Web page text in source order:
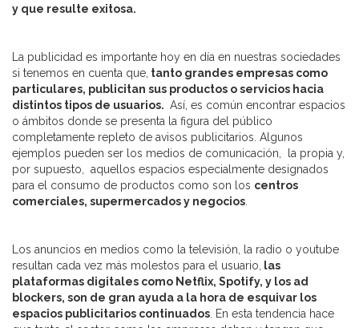
y que resulte exitosa.
La publicidad es importante hoy en día en nuestras sociedades
si tenemos en cuenta que, tanto grandes empresas como
particulares, publicitan sus productos o servicios hacia
distintos tipos de usuarios. Así, es común encontrar espacios
o ámbitos donde se presenta la figura del público
completamente repleto de avisos publicitarios. Algunos
ejemplos pueden ser los medios de comunicación, la propia y,
por supuesto, aquellos espacios especialmente designados
para el consumo de productos como son los centros
comerciales, supermercados y negocios
Los anuncios en medios como la televisión, la radio o youtube
resultan cada vez más molestos para el usuario,
las
plataformas digitales como Netflix, Spotify, y los ad
blockers, son de gran ayuda a la hora de esquivar los
espacios publicitarios continuados . En esta tendencia hace